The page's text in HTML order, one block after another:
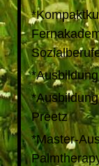
Preetz
*Master-